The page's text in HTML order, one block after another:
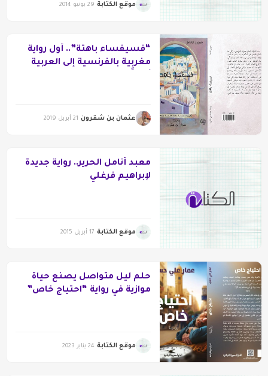
موقع الكتابة 29 يونيو 2014
“فسيفساء باهتة”.. أول رواية
مغربية بالفرنسية إلى العربية
عثمان بن شقرون 21 أبريل 2019
معبد أنامل الحرير.. رواية جديدة
لإبراهيم فرغلي
موقع الكتابة 17 أبريل 2015
حلم ليل متواصل يصنع حياة
موازية في رواية “احتياج خاص”
موقع الكتابة 24 يناير 2023